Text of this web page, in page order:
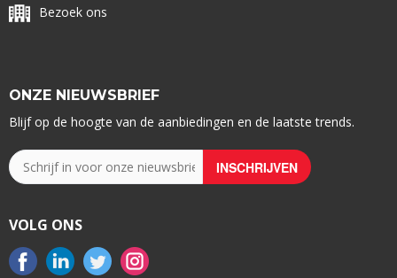
Bezoek ons
ONZE NIEUWSBRIEF
Blijf op de hoogte van de aanbiedingen en de laatste trends.
VOLG ONS